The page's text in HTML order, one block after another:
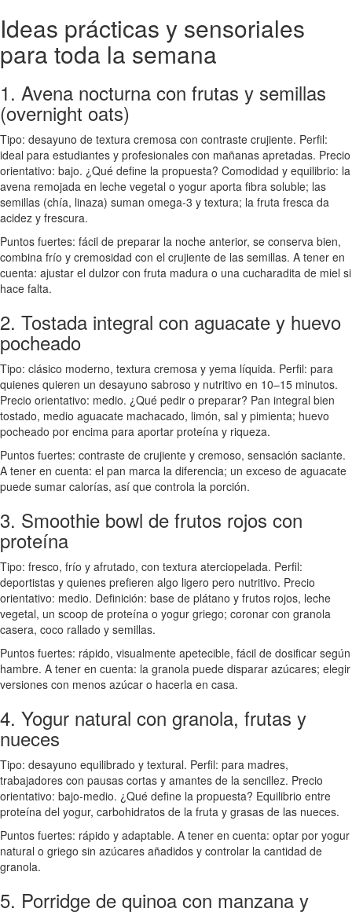
Ideas prácticas y sensoriales
para toda la semana
1. Avena nocturna con frutas y semillas
(overnight oats)
Tipo: desayuno de textura cremosa con contraste crujiente. Perfil:
ideal para estudiantes y profesionales con mañanas apretadas. Precio
orientativo: bajo. ¿Qué define la propuesta? Comodidad y equilibrio: la
avena remojada en leche vegetal o yogur aporta fibra soluble; las
semillas (chía, linaza) suman omega-3 y textura; la fruta fresca da
acidez y frescura.
Puntos fuertes: fácil de preparar la noche anterior, se conserva bien,
combina frío y cremosidad con el crujiente de las semillas. A tener en
cuenta: ajustar el dulzor con fruta madura o una cucharadita de miel si
hace falta.
2. Tostada integral con aguacate y huevo
pocheado
Tipo: clásico moderno, textura cremosa y yema líquida. Perfil: para
quienes quieren un desayuno sabroso y nutritivo en 10–15 minutos.
Precio orientativo: medio. ¿Qué pedir o preparar? Pan integral bien
tostado, medio aguacate machacado, limón, sal y pimienta; huevo
pocheado por encima para aportar proteína y riqueza.
Puntos fuertes: contraste de crujiente y cremoso, sensación saciante.
A tener en cuenta: el pan marca la diferencia; un exceso de aguacate
puede sumar calorías, así que controla la porción.
3. Smoothie bowl de frutos rojos con
proteína
Tipo: fresco, frío y afrutado, con textura aterciopelada. Perfil:
deportistas y quienes prefieren algo ligero pero nutritivo. Precio
orientativo: medio. Definición: base de plátano y frutos rojos, leche
vegetal, un scoop de proteína o yogur griego; coronar con granola
casera, coco rallado y semillas.
Puntos fuertes: rápido, visualmente apetecible, fácil de dosificar según
hambre. A tener en cuenta: la granola puede disparar azúcares; elegir
versiones con menos azúcar o hacerla en casa.
4. Yogur natural con granola, frutas y
nueces
Tipo: desayuno equilibrado y textural. Perfil: para madres,
trabajadores con pausas cortas y amantes de la sencillez. Precio
orientativo: bajo-medio. ¿Qué define la propuesta? Equilibrio entre
proteína del yogur, carbohidratos de la fruta y grasas de las nueces.
Puntos fuertes: rápido y adaptable. A tener en cuenta: optar por yogur
natural o griego sin azúcares añadidos y controlar la cantidad de
granola.
5. Porridge de quinoa con manzana y